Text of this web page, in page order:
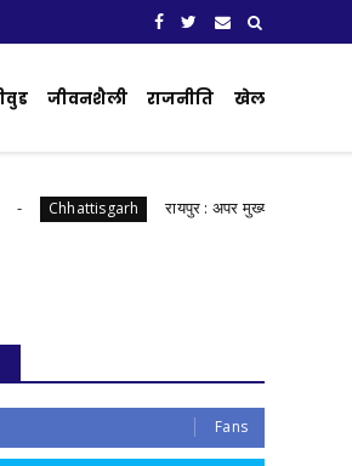
जीवनशैली राजनीति खेल
रायपुर : अपर मुख्य सचिव ने हाथी नियंत्रण
Fans